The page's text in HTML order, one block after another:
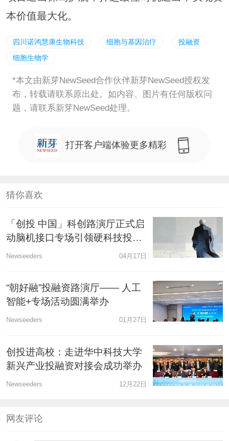
本价值最大化。
四川诺鸿慧康生物科技 细胞与基因治疗
投融资
细胞生物学
*本文由新芽NewSeed合作伙伴新芽NewSeed授权发
布，转载请联系原出处。如内容、图片有任何版权问
题，请联系新芽NewSeed处理。
打开客户端体验更多精彩
猜你喜欢
「创投 中国」科创路演厅正式启
动脑机接口专场引领硬科技投融
资新生态
Newseeders 04月17日
“朝好融”投融资路演厅—— 人工
智能+专场活动圆满举办
Newseeders 01月27日
创投进高校：走进华中科技大学
新兴产业投融资对接会成功举办
Newseeders 12月22日
网友评论